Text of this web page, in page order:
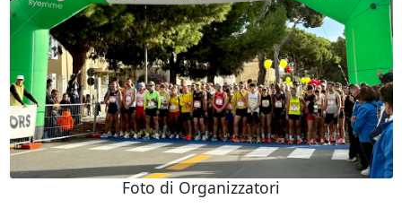
Foto di Organizzatori